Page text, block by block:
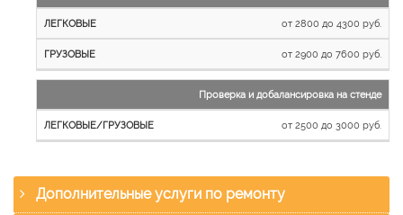
от 2800 до 4300 руб.
от 2900 до 7600 руб.
Проверка и добалансировка на стенде
от 2500 до 3000 руб.
Дополнительные услуги по ремонту